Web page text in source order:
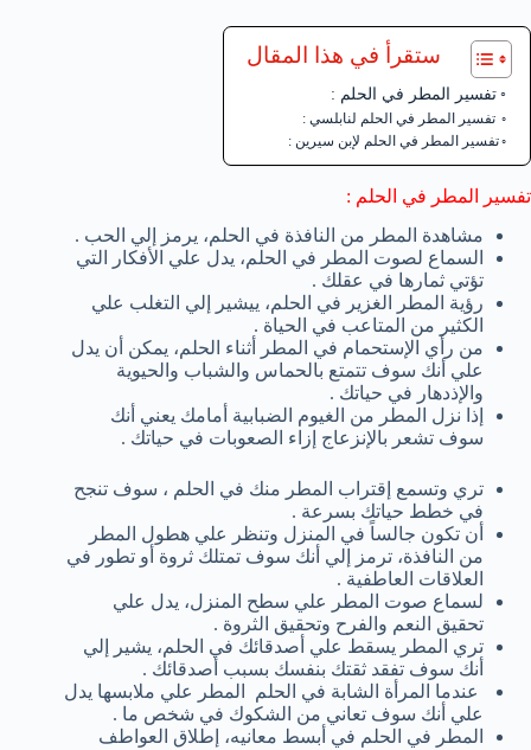
ستقرأ في هذا المقال
تفسير المطر في الحلم :
تفسير المطر في الحلم لنابلسي :
تفسير المطر في الحلم لإبن سيرين :
تفسير المطر في الحلم :
مشاهدة المطر من النافذة في الحلم، يرمز إلي الحب .
السماع لصوت المطر في الحلم، يدل علي الأفكار التي
تؤتي ثمارها في عقلك .
رؤية المطر الغزير في الحلم، ييشير إلي التغلب علي
الكثير من المتاعب في الحياة .
من رأي الإستحمام في المطر أثناء الحلم، يمكن أن يدل
علي أنك سوف تتمتع بالحماس والشباب والحيوية
والإذدهار في حياتك .
إذا نزل المطر من الغيوم الضبابية أمامك يعني أنك
سوف تشعر بالإنزعاج إزاء الصعوبات في حياتك .
تري وتسمع إقتراب المطر منك في الحلم ، سوف تنجح
في خطط حياتك بسرعة .
أن تكون جالساً في المنزل وتنظر علي هطول المطر
من النافذة، ترمز إلي أنك سوف تمتلك ثروة أو تطور في
العلاقات العاطفية .
لسماع صوت المطر علي سطح المنزل، يدل علي
تحقيق النعم والفرح وتحقيق الثروة .
تري المطر يسقط علي أصدقائك في الحلم، يشير إلي
أنك سوف تفقد ثقتك بنفسك بسبب أصدقائك .
عندما المرأة الشابة في الحلم المطر علي ملابسها يدل
علي أنك سوف تعاني من الشكوك في شخص ما .
المطر في الحلم في أبسط معانيه، إطلاق العواطف